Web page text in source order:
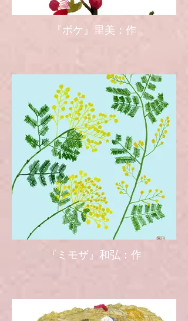
『ボケ』里美：作
『ミモザ』和弘：作